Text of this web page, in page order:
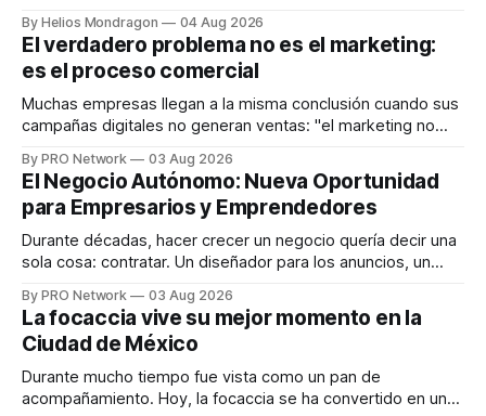
dispositivos inteligentes, inteligencia artificial y monitoreo
en tiempo real para ayudar a las personas a tomar mejores
decisiones sobre su salud metabólica. Su propuesta busca
responder
By Helios Mondragon 04 Aug 2026
El verdadero problema no es el marketing:
es el proceso comercial
Muchas empresas llegan a la misma conclusión cuando sus
campañas digitales no generan ventas: "el marketing no
INTERIUS, el problema suele estar en otro lugar. Durante
una entrevista para el podcast SER PRO, el especialista en
marketing digital explicó que
By PRO Network 03 Aug 2026
El Negocio Autónomo: Nueva Oportunidad
para Empresarios y Emprendedores
Durante décadas, hacer crecer un negocio quería decir una
sola cosa: contratar. Un diseñador para los anuncios, un
para los textos, alguien que supiera de publicidad digital
para encontrar prospectos, un vendedor para atender
llamadas y mensajes, y —con suerte— una persona
By PRO Network 03 Aug 2026
La focaccia vive su mejor momento en la
Ciudad de México
Durante mucho tiempo fue vista como un pan de
acompañamiento. Hoy, la focaccia se ha convertido en uno